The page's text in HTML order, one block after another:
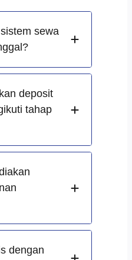
sewa
deposit
tahap
dengan